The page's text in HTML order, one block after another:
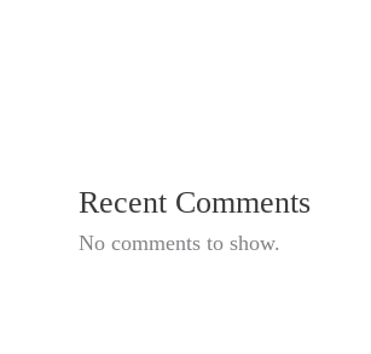
Recent Comments
No comments to show.